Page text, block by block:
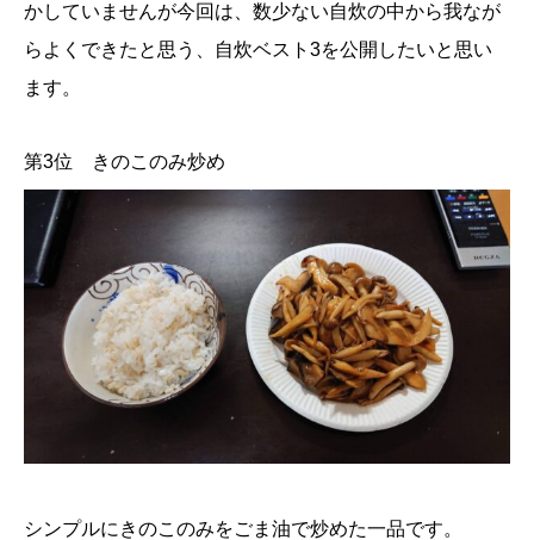
かしていませんが今回は、数少ない自炊の中から我なが
らよくできたと思う、自炊ベスト3を公開したいと思い
ます。
第3位 きのこのみ炒め
シンプルにきのこのみをごま油で炒めた一品です。